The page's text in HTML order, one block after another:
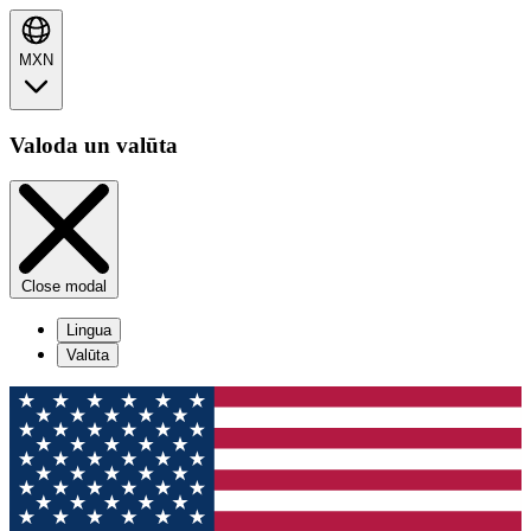
MXN
Valoda un valūta
Close modal
Lingua
Valūta